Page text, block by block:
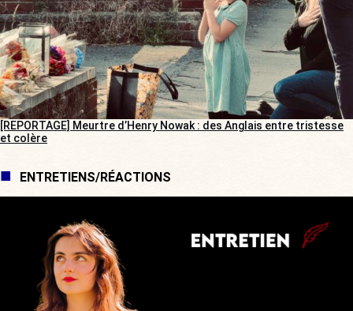
[REPORTAGE] Meurtre d’Henry Nowak : des Anglais entre tristesse
et colère
ENTRETIENS/RÉACTIONS